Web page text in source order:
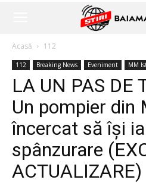
Acasă 112
112 Breaking News Eveniment MM
LA UN PAS DE
Un pompier din
încercat să își
spânzurare
ACTUALIZARE)